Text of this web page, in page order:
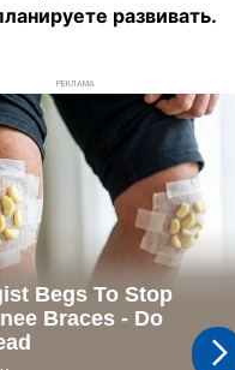
развивать.
РЕКЛАМА